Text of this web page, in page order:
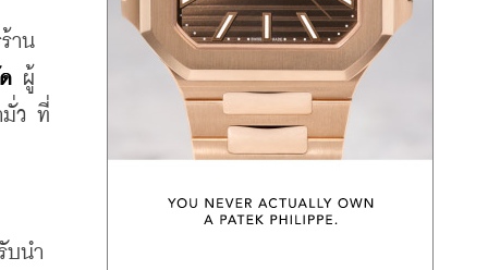
าน
ผู้
มั่ว ที่
บนำ